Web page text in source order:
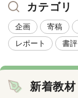
カテゴリ
企画 寄稿
レポート
書評
新着教材